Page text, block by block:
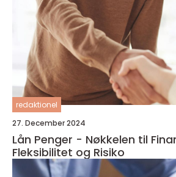
redaktionel
27. December 2024
Lån Penger - Nøkkelen til
Fleksibilitet og Risiko